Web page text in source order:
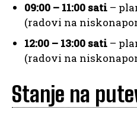
09:00 – 11:00 sati –
(radovi na
12:00 – 13:00 sati –
(radovi na
Stanje na